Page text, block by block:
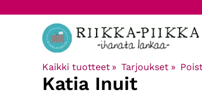
Kaikki tuotteet ‪» Tarjoukset ‪»
Katia Inuit